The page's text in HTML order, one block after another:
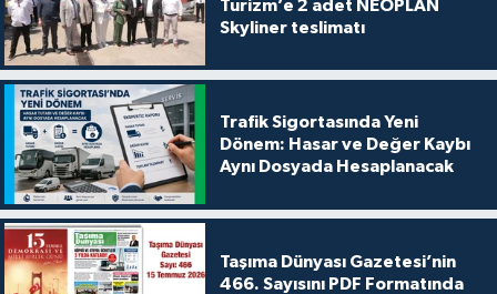
Turizm’e 2 adet NEOPLAN
Skyliner teslimatı
Trafik Sigortasında Yeni
Dönem: Hasar ve Değer Kaybı
Aynı Dosyada Hesaplanacak
Taşıma Dünyası Gazetesi’nin
466. Sayısını PDF Formatında